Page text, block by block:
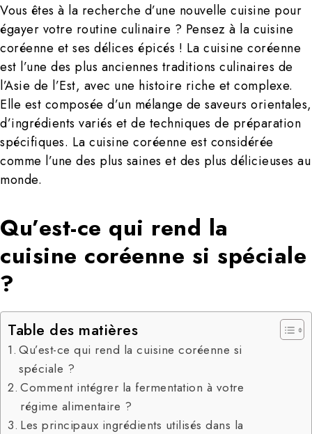
Vous êtes à la recherche d’une nouvelle cuisine pour
égayer votre routine culinaire ? Pensez à la cuisine
coréenne et ses délices épicés ! La cuisine coréenne
est l’une des plus anciennes traditions culinaires de
l’Asie de l’Est, avec une histoire riche et complexe.
Elle est composée d’un mélange de saveurs orientales,
d’ingrédients variés et de techniques de préparation
spécifiques. La cuisine coréenne est considérée
comme l’une des plus saines et des plus délicieuses au
monde.
Qu’est-ce qui rend la
cuisine coréenne si spéciale
?
Table des matières
Qu’est-ce qui rend la cuisine coréenne si
spéciale ?
Comment intégrer la fermentation à votre
régime alimentaire ?
Les principaux ingrédients utilisés dans la